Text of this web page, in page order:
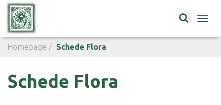
Homepage Schede Flora
Schede Flora